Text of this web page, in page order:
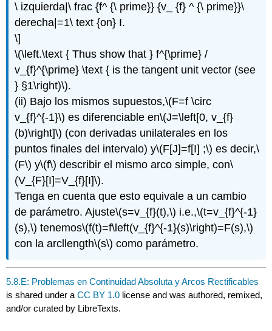
\ izquierda|\ frac {f^ {\ prime}} {v_ {f} ^ {\ prime}}\
derecha|=1\ text {on} I.
\]
\(\left.\text { Thus show that } f^{\prime} /
v_{f}^{\prime} \text { is the tangent unit vector (see
} §1\right)\).
(ii) Bajo los mismos supuestos,\(F=f \circ
v_{f}^{-1}\) es diferenciable en\(J=\left[0, v_{f}
(b)\right]\) (con derivadas unilaterales en los
puntos finales del intervalo) y\(F[J]=f[I] ;\) es decir,\
(F\) y\(f\) describir el mismo arco simple, con\
(V_{F}[I]=V_{f}[I]\).
Tenga en cuenta que esto equivale a un cambio
de parámetro. Ajuste\(s=v_{f}(t),\) i.e.,\(t=v_{f}^{-1}
(s),\) tenemos\(f(t)=f\left(v_{f}^{-1}(s)\right)=F(s),\)
con la arcllength\(s\) como parámetro.
5.8.E: Problemas en Continuidad Absoluta y Arcos Rectificables
is shared under aCC BY 1.0 license and was authored, remixed,
and/or curated by LibreTexts.